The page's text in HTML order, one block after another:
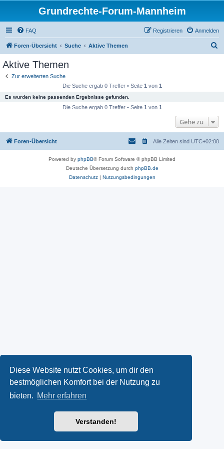
Diese Website nutzt Cookies, um dir den
bestmöglichen Komfort bei der Nutzung zu
bieten. Mehr erfahren
Verstanden!
Grundrechte-Forum-Mannheim
FAQ Anmelden
Registrieren
Foren-Übersicht Suche Aktive Themen
Aktive Themen
Zur erweiterten Suche
Die Suche ergab 0 Treffer • Seite 1 von 1
Es wurden keine passenden Ergebnisse gefunden.
Die Suche ergab 0 Treffer • Seite 1 von 1
Gehe zu
Foren-Übersicht Alle Zeiten sind UTC+02:00
Powered by phpBB® Forum Software © phpBB Limited
Deutsche Übersetzung durch phpBB.de
Datenschutz| Nutzungsbedingungen